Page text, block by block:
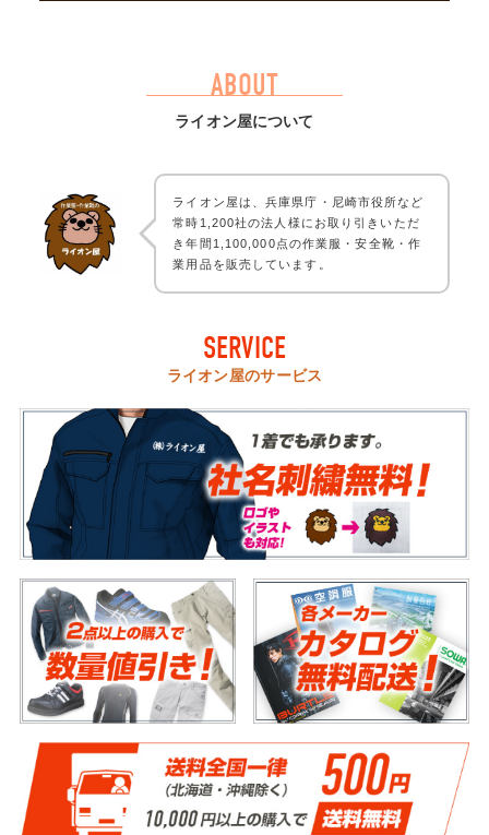
ABOUT
ライオン屋について
ライオン屋は、兵庫県庁・尼崎市役所など
常時1,200社の法人様にお取り引きいただ
き年間1,100,000点の作業服・安全靴・作
業用品を販売しています。
SERVICE
ライオン屋のサービス